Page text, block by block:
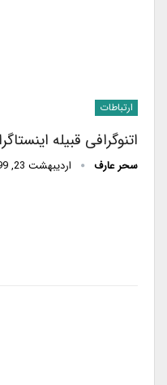
ارتباطات
اتنوگرافی قبیله اینستاگرام
سحر عارف اردیبهشت 23, 1399